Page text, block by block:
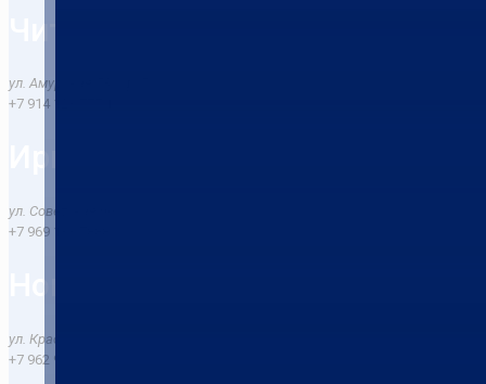
​ул. Амурская 58, оф. 5
+7 914 123 777 1
ул. Советская 96
+7 969 133 7888
ул. Красноярская 107
+7 962 937-1777